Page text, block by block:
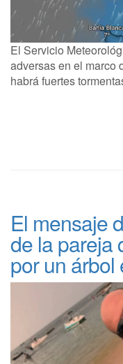
El Servicio
adversas en el marco
habrá fuertes
El mensaje
de la pareja
por un